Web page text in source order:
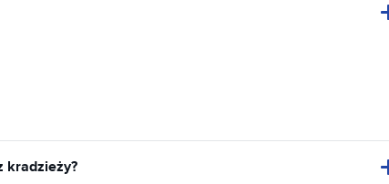
kradzieży?